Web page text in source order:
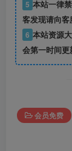
5 本站一律
客发现请向客
6 本站资源
会第一时间更
会员免费